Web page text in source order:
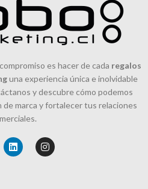
es hacer de cada regalos
una experiencia única e inolvidable
y descubre cómo podemos
de marca y fortalecer tus relaciones